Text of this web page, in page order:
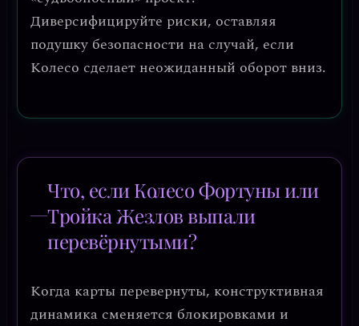
Диверсифицируйте риски, оставляя
подушку безопасности на случай, если
Колесо сделает неожиданный оборот вниз.
Что, если Колесо Фортуны или
Тройка Жезлов выпали
перевёрнутыми?
Когда карты перевернуты, конструктивная
динамика сменяется блокировками и